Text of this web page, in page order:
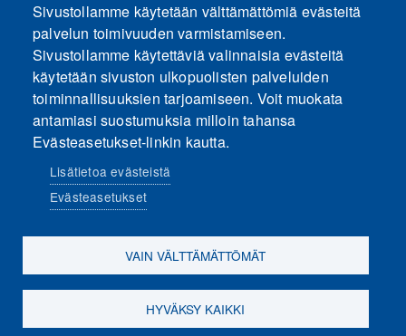
HYVÄKSY KAIKKI EVÄSTEET
Only accept Embeds cookies
Sosiaalinen media
Evästeasetukset
Sivustollamme käytetään välttämättömiä evästeitä
palvelun toimivuuden varmistamiseen.
Sivustollamme käytettäviä valinnaisia evästeitä
käytetään sivuston ulkopuolisten palveluiden
toiminnallisuuksien tarjoamiseen. Voit muokata
antamiasi suostumuksia milloin tahansa
Evästeasetukset-linkin kautta.
Lisätietoa evästeistä
Evästeasetukset
VAIN VÄLTTÄMÄTTÖMÄT
HYVÄKSY KAIKKI